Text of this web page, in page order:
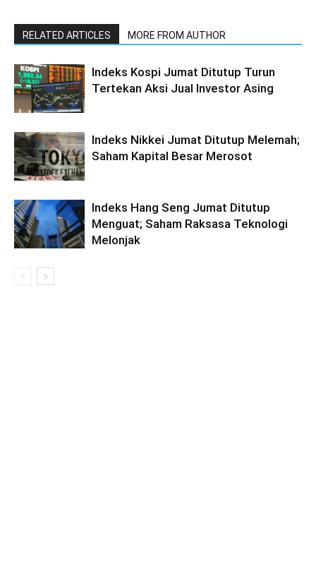
RELATED ARTICLES MORE FROM AUTHOR
Indeks Kospi Jumat Ditutup Turun
Tertekan Aksi Jual Investor Asing
Indeks Nikkei Jumat Ditutup Melemah;
Saham Kapital Besar Merosot
Indeks Hang Seng Jumat Ditutup
Menguat; Saham Raksasa Teknologi
Melonjak